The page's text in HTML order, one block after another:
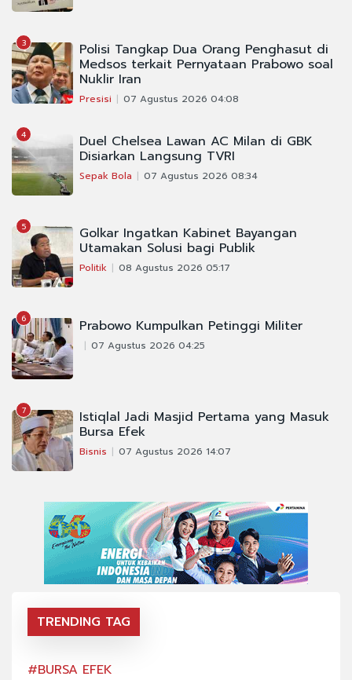
3 Polisi Tangkap Dua Orang Penghasut di
Medsos terkait Pernyataan Prabowo soal
Nuklir Iran
Presisi 07 Agustus 2026 04:08
4 Duel Chelsea Lawan AC Milan di GBK
Disiarkan Langsung TVRI
Sepak Bola 07 Agustus 2026 08:34
5 Golkar Ingatkan Kabinet Bayangan
Utamakan Solusi bagi Publik
Politik 08 Agustus 2026 05:17
6 Prabowo Kumpulkan Petinggi Militer
07 Agustus 2026 04:25
7 Istiqlal Jadi Masjid Pertama yang Masuk
Bursa Efek
Bisnis 07 Agustus 2026 14:07
TRENDING TAG
#BURSA EFEK